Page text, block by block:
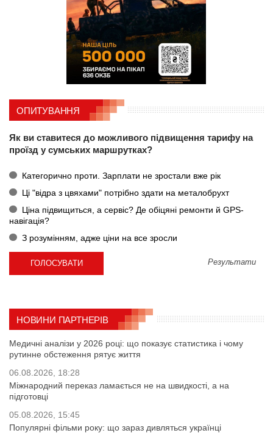
ОПИТУВАННЯ
Як ви ставитеся до можливого підвищення тарифу на
проїзд у сумських маршрутках?
Категорично проти. Зарплати не зростали вже рік
Ці "відра з цвяхами" потрібно здати на металобрухт
Ціна підвищиться, а сервіс? Де обіцяні ремонти й GPS-
навігація?
З розумінням, адже ціни на все зросли
Результати
НОВИНИ ПАРТНЕРІВ
Медичні аналізи у 2026 році: що показує статистика і чому
рутинне обстеження рятує життя
06.08.2026, 18:28
Міжнародний переказ ламається не на швидкості, а на
підготовці
05.08.2026, 15:45
Популярні фільми року: що зараз дивляться українці